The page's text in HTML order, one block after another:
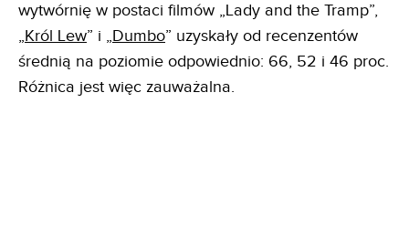
wytwórnię w postaci filmów „Lady and the Tramp”,
„Król Lew” i „Dumbo” uzyskały od recenzentów
średnią na poziomie odpowiednio: 66, 52 i 46 proc.
Różnica jest więc zauważalna.